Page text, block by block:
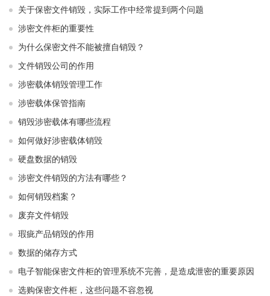
关于保密文件销毁，实际工作中经常提到两个问题
涉密文件柜的重要性
为什么保密文件不能被擅自销毁？
文件销毁公司的作用
涉密载体销毁管理工作
涉密载体保管指南
销毁涉密载体有哪些流程
如何做好涉密载体销毁
硬盘数据的销毁
涉密文件销毁的方法有哪些？
如何销毁档案？
废弃文件销毁
瑕疵产品销毁的作用
数据的储存方式
电子智能保密文件柜的管理系统不完善，是造成泄密的重要原因
选购保密文件柜，这些问题不容忽视